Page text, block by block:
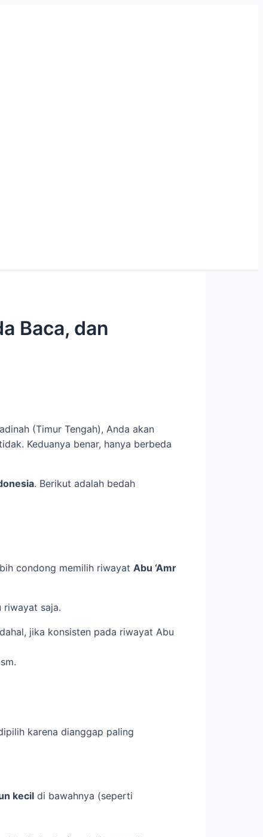
Baca, dan
(Timur Tengah), Anda akan
Keduanya benar, hanya berbeda
. Berikut adalah bedah
condong memilih riwayat Abu ‘Amr
riwayat saja.
jika konsisten pada riwayat Abu
karena dianggap paling
kecil di bawahnya (seperti